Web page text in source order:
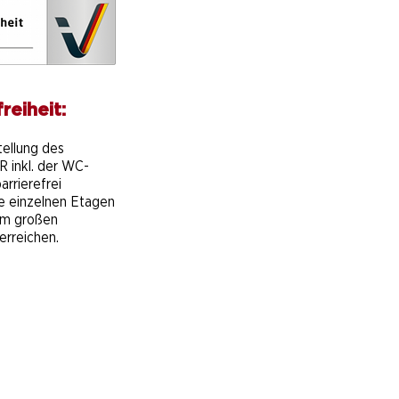
Workshops oder
- welches Format
zu welchem Ziel?
des
inkl. der WC-
einzelnen Etagen
großen